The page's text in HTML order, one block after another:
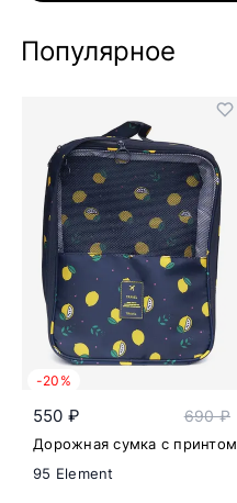
Популярное
-20%
550 ₽ 690 ₽
Дорожная сумка с принтом
95 Element